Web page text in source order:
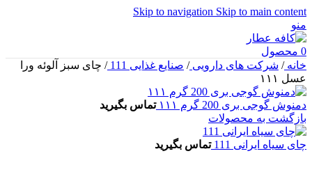
Skip to navigation Skip to main content
منو
0 محصول
خانه/ شرکت های دارویی/ صنایع غذایی 111 / چای سبز آلوئه ورا
عسل ۱۱۱
دمنوش گوجی بری 200 گرم ۱۱۱
تماس بگیرید
بازگشت به محصولات
چای سیاه ایرانی 111 تماس بگیرید